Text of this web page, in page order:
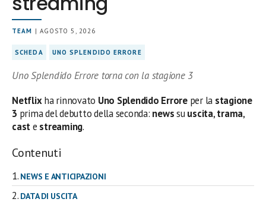
TEAM | AGOSTO 5, 2026
SCHEDA UNO SPLENDIDO ERRORE
Uno Splendido Errore torna con la stagione 3
Netflixha rinnovato Uno Splendido Erroreper la stagione
3 prima del debutto della seconda: newssuuscita,trama,
caste streaming.
Contenuti
NEWS E ANTICIPAZIONI
DATA DI USCITA